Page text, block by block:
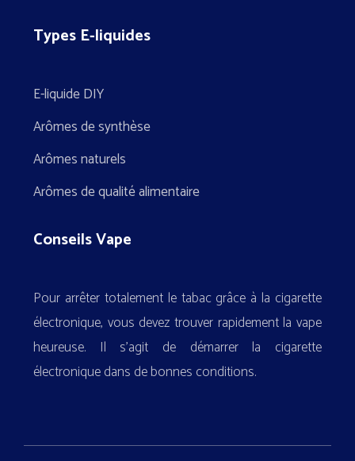
Types E-liquides
E-liquide DIY
Arômes de synthèse
Arômes naturels
Arômes de qualité alimentaire
Conseils Vape
Pour arrêter totalement le tabac grâce à la cigarette
électronique, vous devez trouver rapidement la vape
heureuse. Il s’agit de démarrer la cigarette
électronique dans de bonnes conditions.